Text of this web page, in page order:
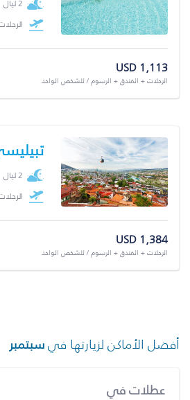
2 ليال
USD 1,113
الرحلات + الفندق + الرسوم / للشخص الواحد
2 ليال
USD 1,384
الرحلات + الفندق + الرسوم / للشخص الواحد
أفضل الأماكن لزيارتها فيسبتمبر
عطلات في